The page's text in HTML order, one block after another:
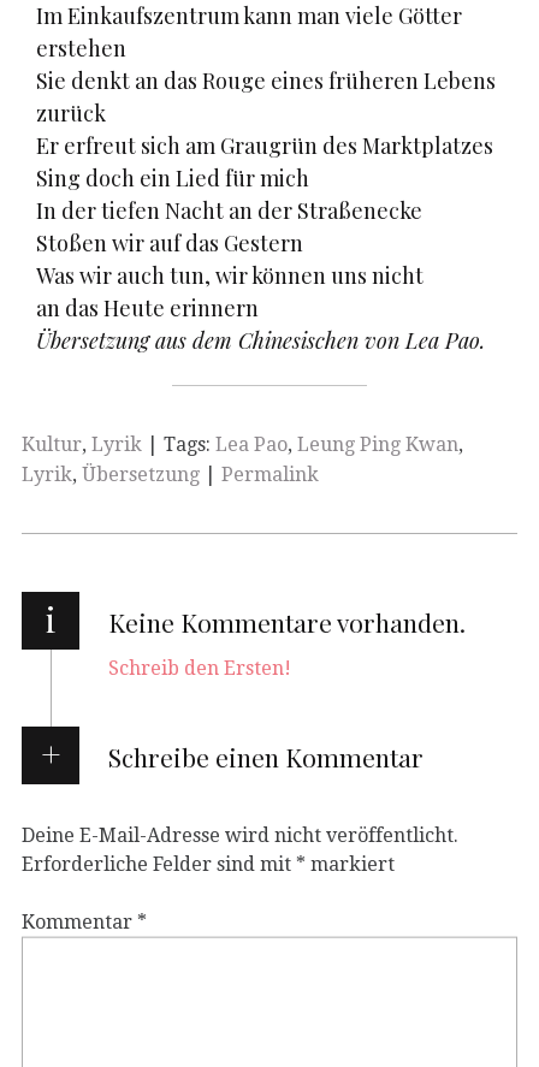
Im Einkaufszentrum kann man viele Götter
erstehen
Sie denkt an das Rouge eines früheren Lebens
zurück
Er erfreut sich am Graugrün des Marktplatzes
Sing doch ein Lied für mich
In der tiefen Nacht an der Straßenecke
Stoßen wir auf das Gestern
Was wir auch tun, wir können uns nicht
an das Heute erinnern
Übersetzung aus dem Chinesischen von Lea Pao.
Kultur, Lyrik | Tags: Lea Pao, Leung Ping Kwan,
Lyrik, Übersetzung Permalink
i Keine Kommentare vorhanden.
Schreib den Ersten!
Schreibe einen Kommentar
Deine E-Mail-Adresse wird nicht veröffentlicht.
Erforderliche Felder sind mit * markiert
Kommentar *